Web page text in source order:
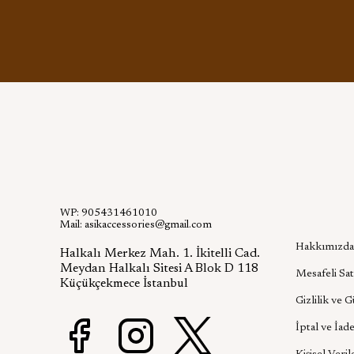
Hakkımızda
Mesafeli
Gizlilik ve
İptal ve
WP: 905431461010
Mail: asikaccessories@gmail.com
Halkalı Merkez Mah. 1. İkitelli Cad.
Meydan Halkalı Sitesi A Blok D 118
Küçükçekmece İstanbul